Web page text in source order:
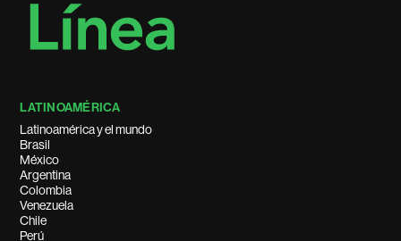
LATINOAMÉRICA
Latinoamérica y el mundo
Brasil
México
Argentina
Colombia
Venezuela
Chile
Perú